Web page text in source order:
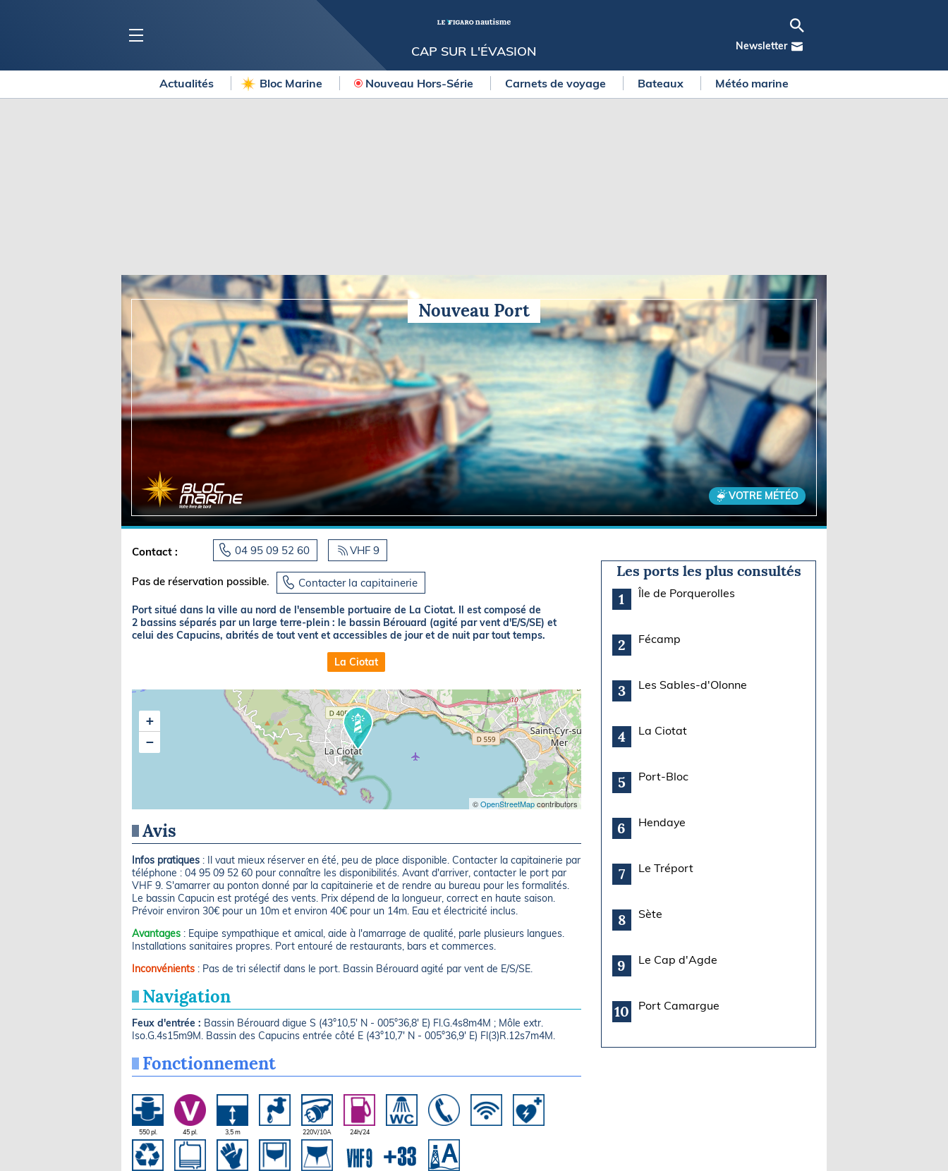
CAP SUR L'ÉVASION Newsletter
Voiliers
Bateaux à moteur
Equipements
Salons
Economie
Yachting
Transat Café l'Or
America's Cup
LOISIRS
Pêche en mer
Plongée
Glisse
METEO CONSULT Marine
Briefings
FLASH INFO
Actualités Bloc Marine Nouveau Hors-Série Carnets de voyage Bateaux Météo marine
Nouveau Port
VOTRE MÉTÉO
Les ports les plus consultés
1
Île de Porquerolles
2 Fécamp
3 Les Sables-d'Olonne
4 La Ciotat
5 Port-Bloc
6 Hendaye
7 Le Tréport
8 Sète
9 Le Cap d'Agde
10 Port Camargue
Contact : 04 95 09 52 60 VHF 9
Pas de réservation possible. Contacter la capitainerie
Port situé dans la ville au nord de l'ensemble portuaire de La Ciotat. Il est composé de
2 bassins séparés par un large terre-plein : le bassin Bérouard (agité par vent d'E/S/SE) et
celui des Capucins, abrités de tout vent et accessibles de jour et de nuit par tout temps.
La Ciotat
+
−
©OpenStreetMapcontributors
Avis
Infos pratiques : Il vaut mieux réserver en été, peu de place disponible. Contacter la capitainerie par
téléphone : 04 95 09 52 60 pour connaître les disponibilités. Avant d'arriver, contacter le port par
VHF 9. S'amarrer au ponton donné par la capitainerie et de rendre au bureau pour les formalités.
Le bassin Capucin est protégé des vents. Prix dépend de la longueur, correct en haute saison.
Prévoir environ 30€ pour un 10m et environ 40€ pour un 14m. Eau et électricité inclus.
Avantages : Equipe sympathique et amical, aide à l'amarrage de qualité, parle plusieurs langues.
Installations sanitaires propres. Port entouré de restaurants, bars et commerces.
Inconvénients : Pas de tri sélectif dans le port. Bassin Bérouard agité par vent de E/S/SE.
Navigation
Feux d'entrée : Bassin Bérouard digue S (43°10,5' N - 005°36,8' E) Fl.G.4s8m4M ; Môle extr.
Iso.G.4s15m9M. Bassin des Capucins entrée côté E (43°10,7' N - 005°36,9' E) Fl(3)R.12s7m4M.
Fonctionnement
550 pl. 45 pl. 3,5 m 220V/10A 24h/24